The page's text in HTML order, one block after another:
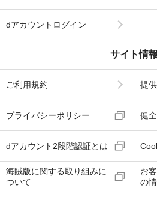
dアカウントログイン
サイト情報
ご利用規約 提
プライバシーポリシー 健
dアカウント2段階認証とは
海賊版に関する取り組みに
ついて
お
の